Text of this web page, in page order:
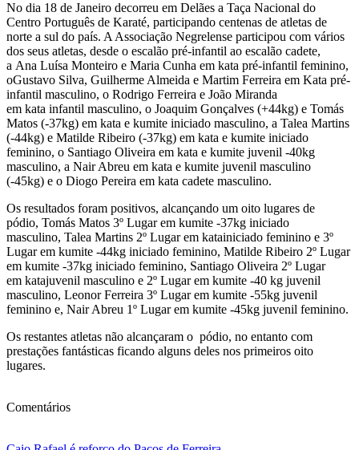
No dia 18 de Janeiro decorreu em Delães a Taça Nacional do
Centro Português de Karaté, participando centenas de atletas de
norte a sul do país. A Associação Negrelense participou com vários
dos seus atletas, desde o escalão pré-infantil ao escalão cadete,
a Ana Luísa Monteiro e Maria Cunha em kata pré-infantil feminino,
oGustavo Silva, Guilherme Almeida e Martim Ferreira em Kata pré-
infantil masculino, o Rodrigo Ferreira e João Miranda
em kata infantil masculino, o Joaquim Gonçalves (+44kg) e Tomás
Matos (-37kg) em kata e kumite iniciado masculino, a Talea Martins
(-44kg) e Matilde Ribeiro (-37kg) em kata e kumite iniciado
feminino, o Santiago Oliveira em kata e kumite juvenil -40kg
masculino, a Nair Abreu em kata e kumite juvenil masculino
(-45kg) e o Diogo Pereira em kata cadete masculino.
Os resultados foram positivos, alcançando um oito lugares de
pódio, Tomás Matos 3º Lugar em kumite -37kg iniciado
masculino, Talea Martins 2º Lugar em katainiciado feminino e 3º
Lugar em kumite -44kg iniciado feminino, Matilde Ribeiro 2º Lugar
em kumite -37kg iniciado feminino, Santiago Oliveira 2º Lugar
em katajuvenil masculino e 2º Lugar em kumite -40 kg juvenil
masculino, Leonor Ferreira 3º Lugar em kumite -55kg juvenil
feminino e, Nair Abreu 1º Lugar em kumite -45kg juvenil feminino.
Os restantes atletas não alcançaram o pódio, no entanto com
prestações fantásticas ficando alguns deles nos primeiros oito
lugares.
Comentários